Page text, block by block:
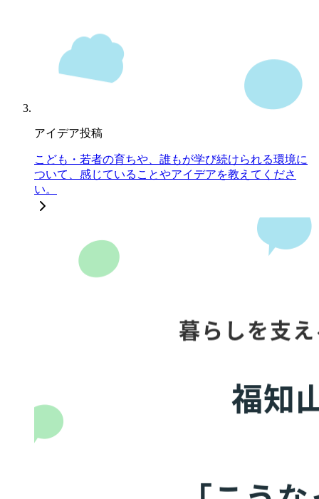
アイデア投稿
こども・若者の育ちや、誰もが学び続けられる環境に
ついて、感じていることやアイデアを教えてくださ
い。